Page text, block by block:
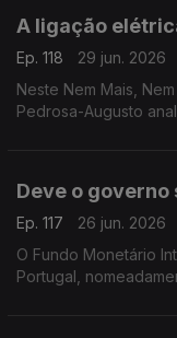
A ligação
Ep. 118
29 jun. 2026
Neste Nem Mais,
Pedrosa-Augusto
Deve o governo
Ep. 117
26 jun. 2026
O Fundo Monetário
Portugal,